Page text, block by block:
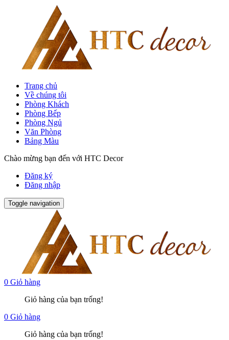
Trang chủ
Về chúng tôi
Phòng Khách
Phòng Bếp
Phòng Ngủ
Văn Phòng
Bảng Màu
Chào mừng bạn đến với HTC Decor
Đăng ký
Đăng nhập
Toggle navigation
0 Giỏ hàng
Giỏ hàng của bạn trống!
0 Giỏ hàng
Giỏ hàng của bạn trống!